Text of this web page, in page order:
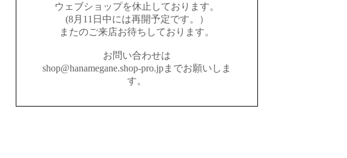
ウェブショップを休止しております。
(8月11日中には再開予定です。）
またのご来店お待ちしております。
お問い合わせは
shop@hanamegane.shop-pro.jpまでお願いしま
す。